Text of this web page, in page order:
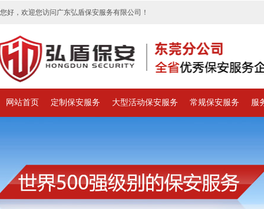
您好，欢迎您访问广东弘盾保安服务有限公司！
网站首页 定制保安服务 大型活动保安服务 常规保安服务 服